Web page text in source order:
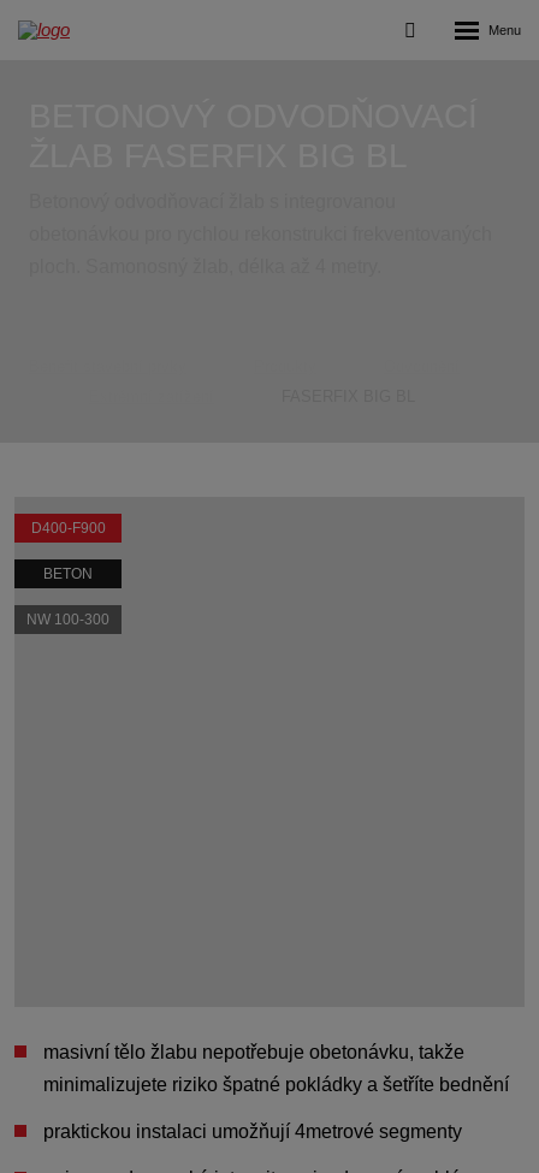
Vyhledávání
Rozbalení
D400-F900
BETON
NW 100-300
masivní tělo žlabu nepotřebuje obetonávku, takže
minimalizujete riziko špatné pokládky a šetříte bednění
praktickou instalaci umožňují 4metrové segmenty